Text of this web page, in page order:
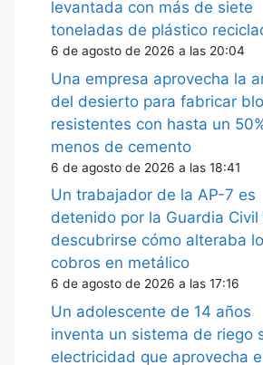
levantada con más de siete
toneladas de plástico
6 de agosto de 2026 a las 20:04
Una empresa aprovecha la
del desierto para fabricar
resistentes con hasta un
menos de cemento
6 de agosto de 2026 a las 18:41
Un trabajador de la AP-7 es
detenido por la Guardia Civil
descubrirse cómo alteraba
cobros en metálico
6 de agosto de 2026 a las 17:16
Un adolescente de 14 años
inventa un sistema de riego
electricidad que aprovecha